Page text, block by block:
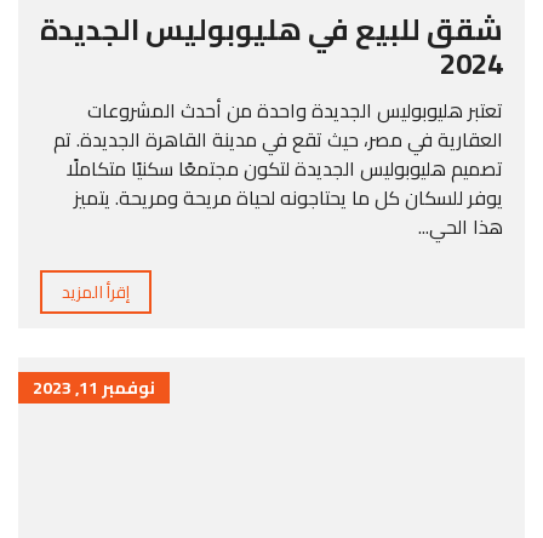
شقق للبيع في هليوبوليس الجديدة
2024
تعتبر هليوبوليس الجديدة واحدة من أحدث المشروعات
العقارية في مصر، حيث تقع في مدينة القاهرة الجديدة. تم
تصميم هليوبوليس الجديدة لتكون مجتمعًا سكنيًا متكاملًا
يوفر للسكان كل ما يحتاجونه لحياة مريحة ومريحة. يتميز
هذا الحي...
إقرأ المزيد
نوفمبر 11, 2023